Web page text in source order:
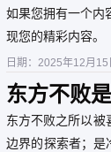
如果您拥有一个内
现您的精彩内容。
日期：2025年12月15
东方不败
败？
东方不败之所以被
边界的探索者；是